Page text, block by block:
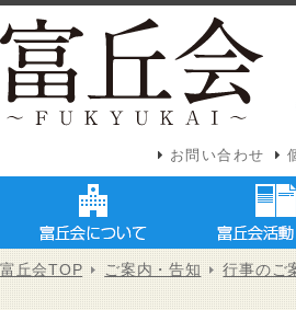
お問い合わせ
富丘会TOP ご案内・告知 行事のご